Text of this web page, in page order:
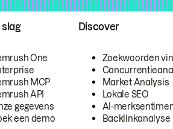
slag
One
MCP
API
gegevens
een demo
Discover
Zoekwoorden
Market Analysis
Lokale SEO
AI-
Backlinkanalyse